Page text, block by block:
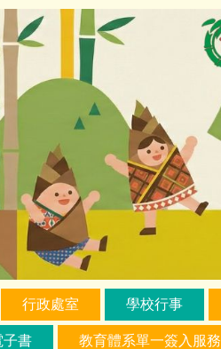
行政處室 學校行事
子書 教育體系單一簽入服務